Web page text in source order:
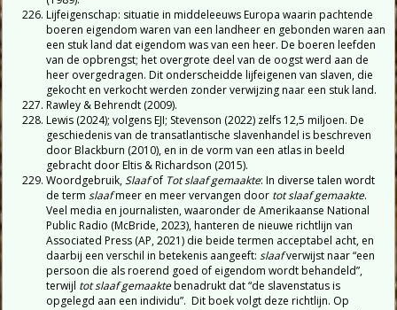
Lijfeigenschap: situatie in middeleeuws Europa waarin pachtende
boeren eigendom waren van een landheer en gebonden waren aan
een stuk land dat eigendom was van een heer. De boeren leefden
van de opbrengst; het overgrote deel van de oogst werd aan de
heer overgedragen. Dit onderscheidde lijfeigenen van slaven, die
gekocht en verkocht werden zonder verwijzing naar een stuk land.
Rawley & Behrendt (2009).
Lewis (2024); volgens EJI; Stevenson (2022) zelfs 12,5 miljoen. De
geschiedenis van de transatlantische slavenhandel is beschreven
door Blackburn (2010), en in de vorm van een atlas in beeld
gebracht door Eltis & Richardson (2015).
Woordgebruik,Slaafof Tot slaaf gemaakte: In diverse talen wordt
de term slaafmeer en meer vervangen door tot slaaf gemaakte.
Veel media en journalisten, waaronder de Amerikaanse National
Public Radio (McBride, 2023), hanteren de nieuwe richtlijn van
Associated Press (AP, 2021) die beide termen acceptabel acht, en
daarbij een verschil in betekenis aangeeft: slaafverwijst naar “een
persoon die als roerend goed of eigendom wordt behandeld”,
terwijl tot slaaf gemaaktebenadrukt dat “de slavenstatus is
opgelegd aan een individu”. Dit boek volgt deze richtlijn. Op